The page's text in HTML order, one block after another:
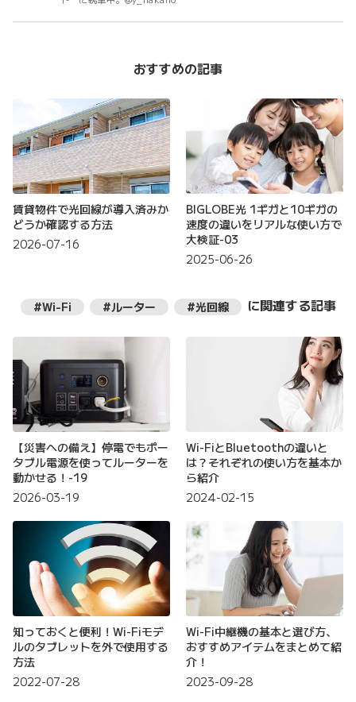
おすすめの記事
賃貸物件で光回線が導入済みか
どうか確認する方法
2026-07-16
BIGLOBE光 1ギガと10ギガの
速度の違いをリアルな使い方で
大検証-03
2025-06-26
#Wi-Fi #ルーター #光回線 に関連する記事
【災害への備え】停電でもポー
タブル電源を使ってルーターを
動かせる！-19
2026-03-19
Wi-FiとBluetoothの違いと
は？それぞれの使い方を基本か
ら紹介
2024-02-15
知っておくと便利！Wi-Fiモデ
ルのタブレットを外で使用する
方法
2022-07-28
Wi-Fi中継機の基本と選び方、
おすすめアイテムをまとめて紹
介！
2023-09-28